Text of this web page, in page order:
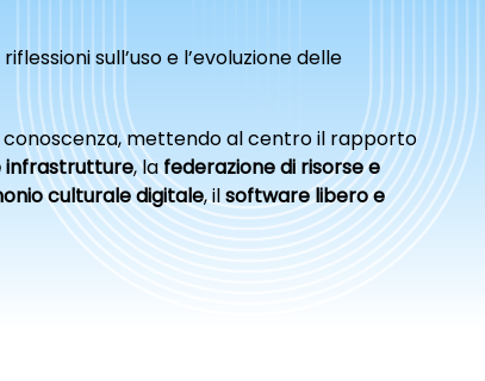
sull’uso e l’evoluzione delle
conoscenza, mettendo al centro il rapporto
infrastrutture, lafederazione di risorse e
culturale digitale, ilsoftware libero e